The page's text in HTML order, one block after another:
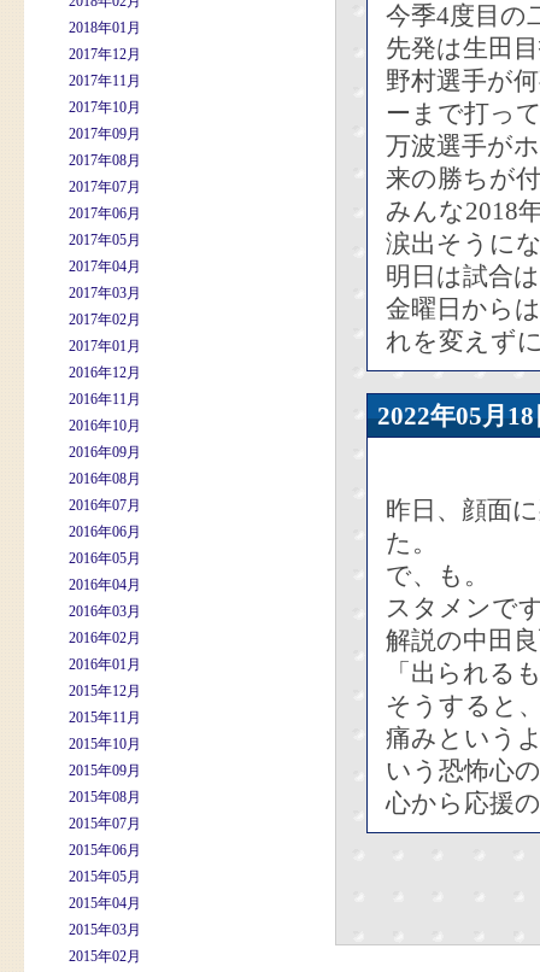
2018年01月
2017年12月
2017年11月
2017年10月
2017年09月
2017年08月
2017年07月
2017年06月
2017年05月
2017年04月
2017年03月
2017年02月
2017年01月
2016年12月
2016年11月
2016年10月
2016年09月
2016年08月
2016年07月
2016年06月
2016年05月
2016年04月
2016年03月
2016年02月
2016年01月
2015年12月
2015年11月
2015年10月
2015年09月
2015年08月
2015年07月
2015年06月
2015年05月
2015年04月
2015年03月
2015年02月
今季4度目の
先発は生田
野村選手が
ーまで打っ
万波選手が
来の勝ちが
みんな2018
涙出そうに
明日は試合
金曜日から
れを変えず
2022年05
昨日、顔面
た。
で、も。
スタメンで
解説の中田
「出られる
そうすると
痛みという
いう恐怖心
心から応援